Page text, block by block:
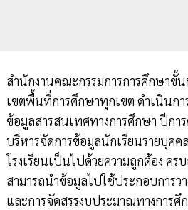
สำนักงานคณะกรรมการการศึกษาขั้
เขตพื้นที่การศึกษาทุกเขต ดำเนินก
ข้อมูลสารสนเทศทางการศึกษา ปีกา
บริหารจัดการข้อมูลนักเรียนรายบุค
โรงเรียนเป็นไปด้วยความถูกต้อง ค
สามารถนำข้อมูลไปใช้ประกอบการว
และการจัดสรรงบประมาณทางการศึ